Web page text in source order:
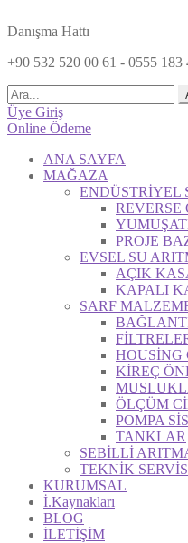
Danışma Hattı
+90 532 520 00 61 - 0555 183
Üye Giriş
Online Ödeme
ANA SAYFA
MAĞAZA
ENDÜSTRİYEL
REVERSE
PROJE
EVSEL SU
AÇIK
KAPALI
SARF
HOUSİNG
KİREÇ
ÖLÇÜM
POMPA
TANKLAR
SEBİLLİ
TEKNİK
KURUMSAL
İ.Kaynakları
BLOG
İLETİŞİM